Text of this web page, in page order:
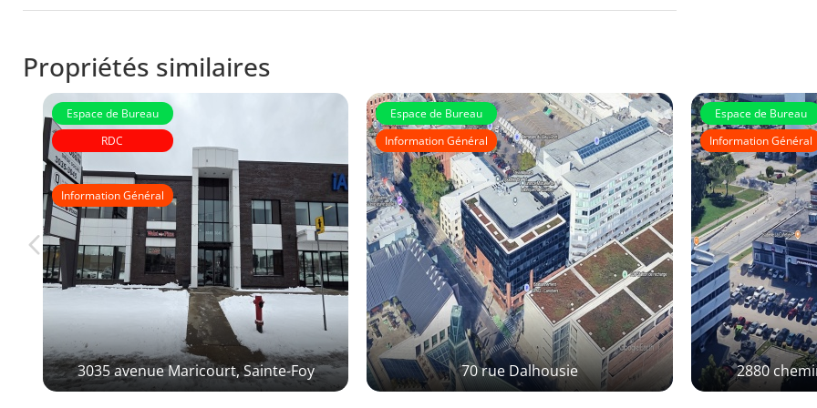
Propriétés similaires
3035 avenue Maricourt, Sainte-Foy
Espace de Bureau
RDC
Immeubles Roussin
Information Général
70 rue Dalhousie
Espace de Bureau
Information Général
2880
Espace de Bureau
Information Général